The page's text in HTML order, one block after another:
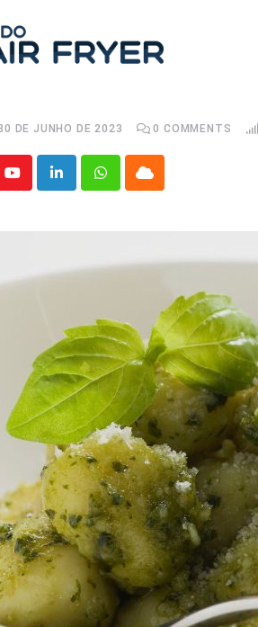
DE JUNHO DE 2023 0 COMMENTS
YoutubeLinkedInWhatsappCloud